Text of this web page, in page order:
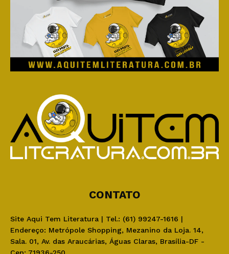
CONTATO
Site Aqui Tem Literatura | Tel.: (61) 99247-1616 |
Endereço: Metrópole Shopping, Mezanino da Loja. 14,
Sala. 01, Av. das Araucárias, Águas Claras, Brasília-DF -
Cep: 71936-250